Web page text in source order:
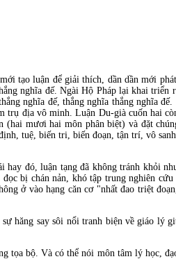
tạo luận để giải thích, dần dần mới
nghĩa đế. Ngài Hộ Pháp lại khai triển
nghĩa đế, thắng nghĩa thắng nghĩa
trụ địa vô minh. Luận Du-già cuốn hai
mươi hai môn phân biệt) và đặt
tuệ, biến tri, biến đoạn, tận trí, vô
hay đó, luận tạng đã không tránh khỏi
bị chán nản, khó tập trung nghiên cứu
ở vào hạng căn cơ "nhất đao triệt
hăng say sôi nổi tranh biện về giáo lý
tọa bộ. Và có thể nói môn tâm lý học,